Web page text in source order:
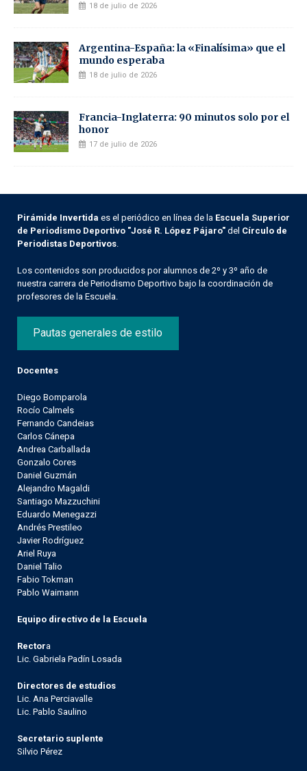
18 de julio de 2026
Argentina-España: la «Finalísima» que el
mundo esperaba
18 de julio de 2026
Francia-Inglaterra: 90 minutos solo por el
honor
17 de julio de 2026
Pirámide Invertida es el periódico en línea de la Escuela Superior
de Periodismo Deportivo "José R. López Pájaro" del Círculo de
Periodistas Deportivos
Los contenidos son producidos por alumnos de 2º y 3º año de
nuestra carrera de Periodismo Deportivo bajo la coordinación de
profesores de la Escuela.
Pautas generales de estilo
Docentes
Diego Bomparola
Rocío Calmels
Fernando Candeias
Carlos Cánepa
Andrea Carballada
Gonzalo Cores
Daniel Guzmán
Alejandro Magaldi
Santiago Mazzuchini
Eduardo Menegazzi
Andrés Prestileo
Javier Rodríguez
Ariel Ruya
Daniel Talio
Fabio Tokman
Pablo Waimann
Equipo directivo de la Escuela
Rectora
Lic. Gabriela Padín Losada
Directores de estudios
Lic. Ana Perciavalle
Lic. Pablo Saulino
Secretario suplente
Silvio Pérez